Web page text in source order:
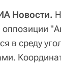
Новости.
в среду